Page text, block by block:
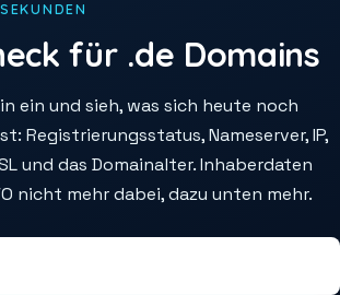
für .de Domains
ein und sieh, was sich heute noch
Registrierungsstatus, Nameserver, IP,
und das Domainalter. Inhaberdaten
nicht mehr dabei, dazu unten mehr.